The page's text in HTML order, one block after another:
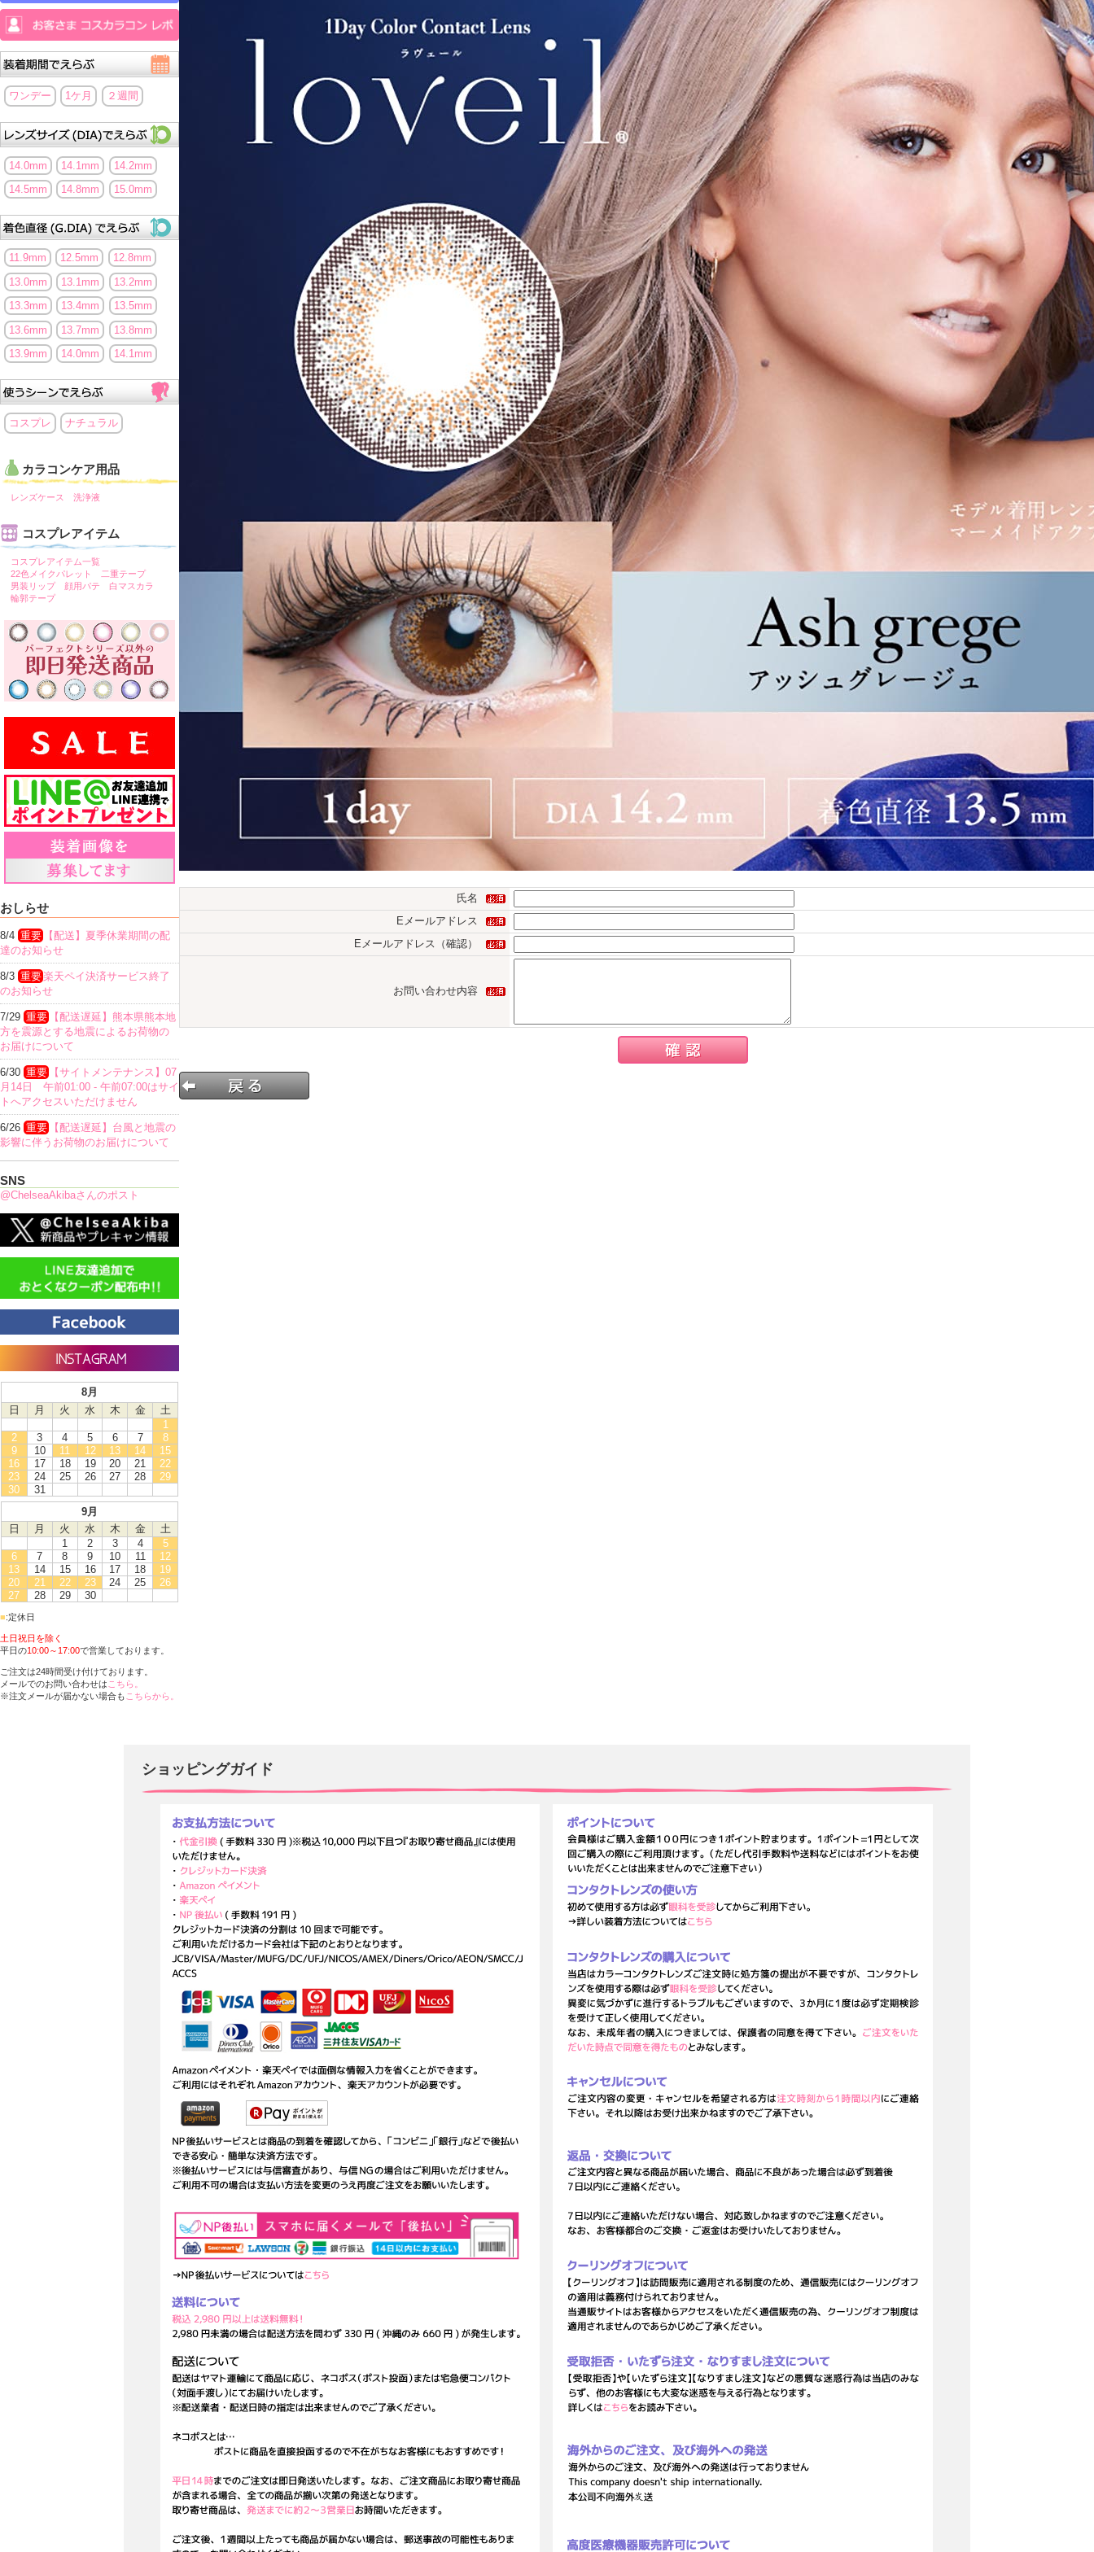
ワンデー 1ケ月 ２週間
14.0mm 14.1mm
14.2mm
14.5mm
14.8mm 15.0mm
11.9mm 12.5mm
12.8mm
13.0mm
13.1mm
13.2mm
13.3mm
13.4mm
13.5mm
13.6mm
13.7mm
13.8mm
13.9mm
14.0mm 14.1mm
コスプレ ナチュラル
カラコンケア用品
レンズケース 洗浄液
コスプレアイテム
コスプレアイテム一覧
22色メイクパレット
二重テープ
男装リップ
顔用パテ
白マスカラ
輪郭テープ
おしらせ
8/4 重要
【配送】夏季休業期間の配
達のお知らせ
8/3 重要楽天ペイ決済サービス終了
のお知らせ
7/29 重要
【配送遅延】熊本県熊本地
方を震源とする地震によるお荷物の
お届けについて
6/30 重要
【サイトメンテナンス】07
月14日 午前01:00 - 午前07:00はサイ
トへアクセスいただけません
6/26 重要
【配送遅延】台風と地震の
影響に伴うお荷物のお届けについて
SNS
@ChelseaAkibaさんのポスト
8月
日
月 火 水 木 金
土
1
2
3 4 5 6 7
8
9
10 11 12 13 14
15
16
17 18 19 20 21
22
23
24 25 26 27 28
29
30
31
9月
日
月 火 水 木 金
土
1
2 3 4
5
6
7 8 9 10 11
12
13
14 15 16 17 18
19
20
21 22 23 24 25
26
27
28 29 30
■:定休日
土日祝日を除く
平日の10:00～17:00で営業しております。
ご注文は24時間受け付けております。
メールでのお問い合わせは こちら。
※注文メールが届かない場合も こちらから。
氏名
Eメールアドレス
Eメールアドレス（確認）
お問い合わせ内容
ショッピングガイド